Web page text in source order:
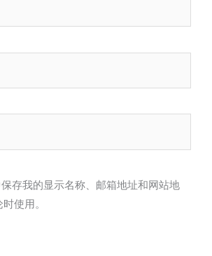
存我的显示名称、邮箱地址和网站地
使用。